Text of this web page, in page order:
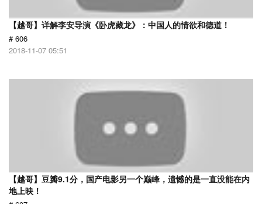
【越哥】详解李安导演《卧虎藏龙》：中国人的情欲和德道！
# 606
2018-11-07 05:51
【越哥】豆瓣9.1分，国产电影另一个巅峰，遗憾的是一直没能在内
地上映！